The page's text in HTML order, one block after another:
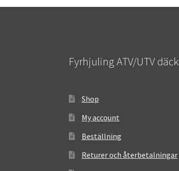
Fyrhjuling ATV/UTV däck
Shop
My account
Beställning
Returer och återbetalningar